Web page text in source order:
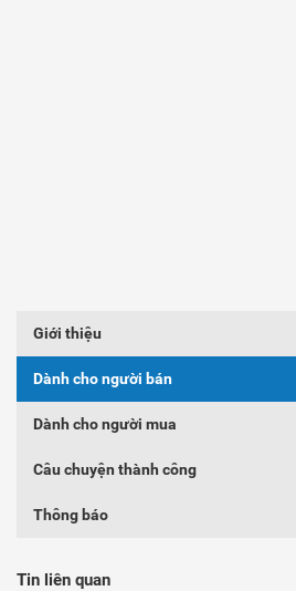
Giới thiệu
Dành cho người bán
Dành cho người mua
Câu chuyện thành công
Thông báo
Tin liên quan